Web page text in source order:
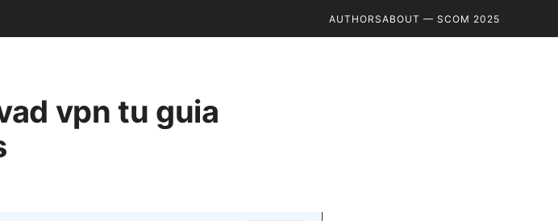
AUTHORSABOUT — SCOM 2025
vpn tu guia